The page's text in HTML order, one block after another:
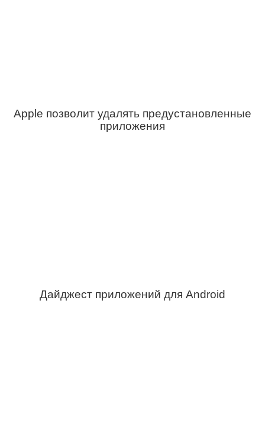
Apple позволит удалять предустановленные
приложения
Дайджест приложений для Android